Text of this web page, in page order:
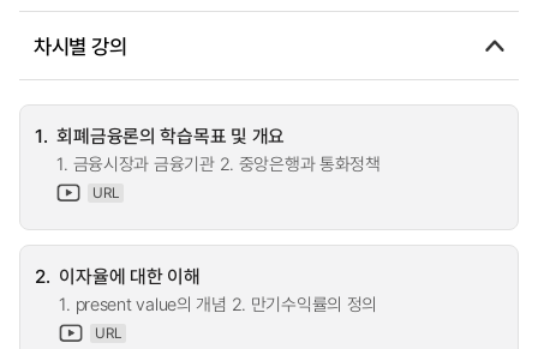
차시별 강의
1. 회폐금융론의 학습목표 및 개요
1. 금융시장과 금융기관 2. 중앙은행과 통화정책
URL
2. 이자율에 대한 이해
1. present value의 개념 2. 만기수익률의 정의
URL